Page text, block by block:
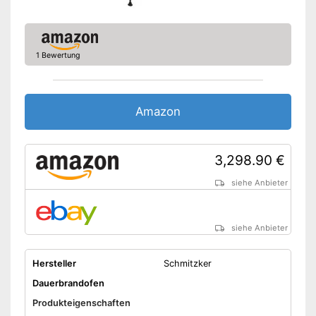
1 Bewertung
Amazon
3,298.90 €
siehe Anbieter
siehe Anbieter
Hersteller
Schmitzker
Dauerbrandofen
Produkteigenschaften